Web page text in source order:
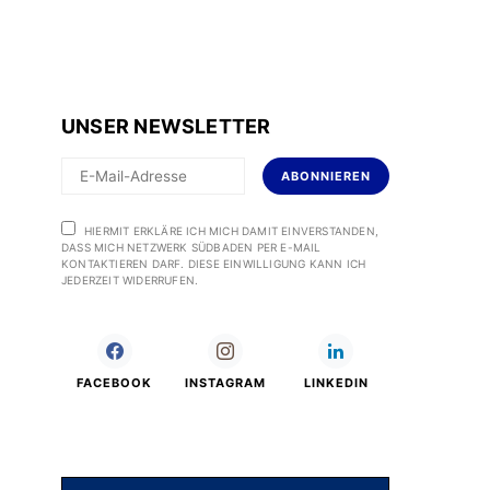
UNSER NEWSLETTER
ABONNIEREN
HIERMIT ERKLÄRE ICH MICH DAMIT EINVERSTANDEN,
DASS MICH NETZWERK SÜDBADEN PER E-MAIL
KONTAKTIEREN DARF. DIESE EINWILLIGUNG KANN ICH
JEDERZEIT WIDERRUFEN.
FACEBOOK INSTAGRAM LINKEDIN